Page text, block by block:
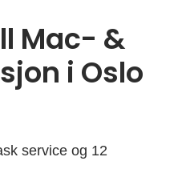
Mac- &
i Oslo
service og 12